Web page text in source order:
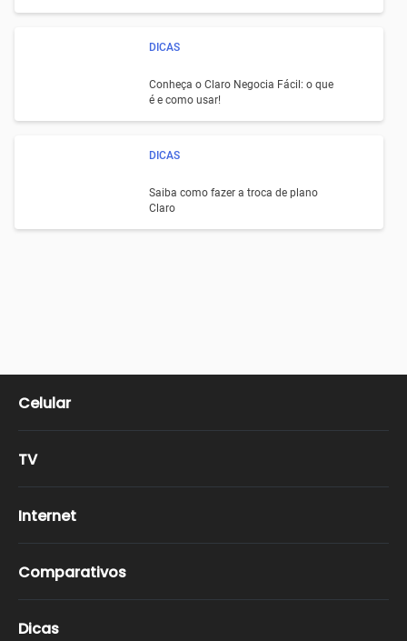
DICAS
Conheça o Claro Negocia Fácil: o que
é e como usar!
DICAS
Saiba como fazer a troca de plano
Claro
Celular
TV
Internet
Comparativos
Dicas